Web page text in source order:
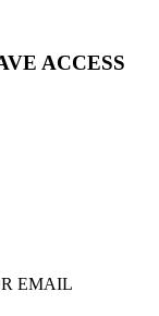
ACCESS
EMAIL